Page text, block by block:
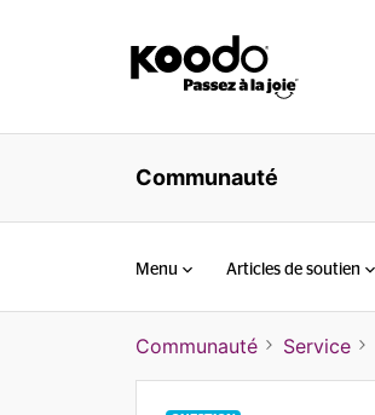
Communauté
Menu Articles de soutien
Communauté Service